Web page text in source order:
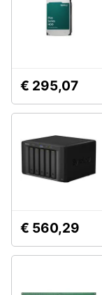
€ 295,07
€ 560,29